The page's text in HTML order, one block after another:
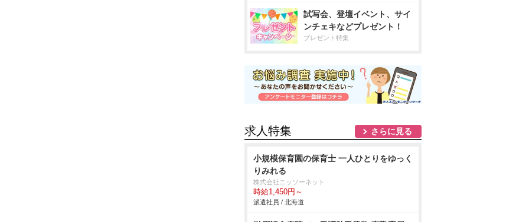
試写会、登壇イベント、サイ
ンチェキなどプレゼント！
プレゼント特集
求人特集 さらに見る
小規模保育園の保育士 一人ひとりをゆっく
りみれる
株式会社ニッソーネット
時給1,450円～
派遣社員 / 北海道